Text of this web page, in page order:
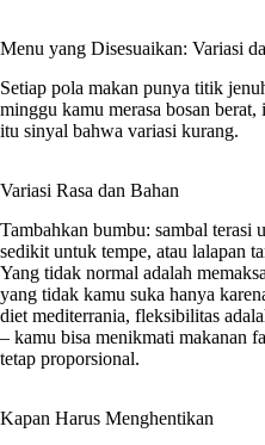
Menu yang Disesuaikan: Variasi
Setiap pola makan punya titik
minggu kamu merasa bosan
itu sinyal bahwa variasi kurang.
Variasi Rasa dan Bahan
Tambahkan bumbu: sambal terasi
sedikit untuk tempe, atau lalapan
Yang tidak normal adalah
yang tidak kamu suka hanya
diet mediterrania, fleksibilitas
– kamu bisa menikmati makanan
tetap proporsional.
Kapan Harus Menghentikan